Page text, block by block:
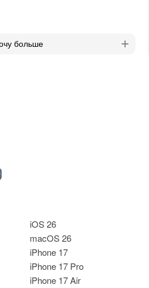
больше
iOS 26
macOS 26
iPhone 17
iPhone 17 Pro
iPhone 17 Air